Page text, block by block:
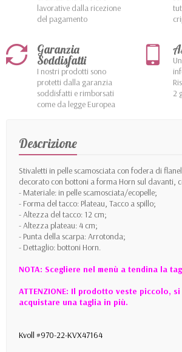
lavorative dalla ricezione
del pagamento
Garanzia
Soddisfatti
I nostri prodotti sono
protetti dalla garanzia
soddisfatti e rimborsati
come da legge Europea
2
Descrizione
Stivaletti in pelle scamosciata con fodera di
decorato con bottoni a forma Horn sul davanti,
- Materiale: in pelle scamosciata/ecopelle;
- Forma del tacco: Plateau, Tacco a spillo;
- Altezza del tacco: 12 cm;
- Altezza plateau: 4 cm;
- Punta della scarpa: Arrotonda;
- Dettaglio: bottoni Horn.
NOTA: Scegliere nel menù a tendina la
ATTENZIONE: Il prodotto veste piccolo,
acquistare una taglia in più.
Kvoll #970-22-KVX47164